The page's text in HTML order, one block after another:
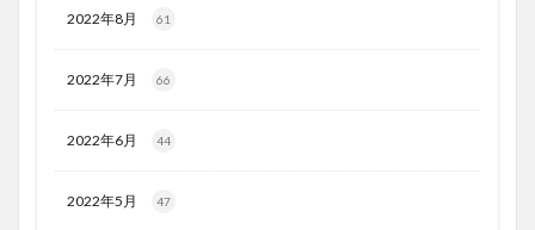
2022年8月 61
2022年7月 66
2022年6月 44
2022年5月 47